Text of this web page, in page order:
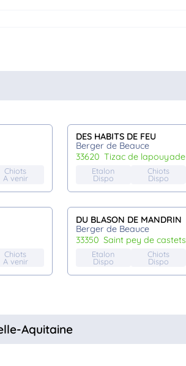
Chiots
A venir
DES HABITS DE FEU
Berger de Beauce
33620
tizac de lapouyade
Etalon
Dispo
Chiots
Dispo
Chiots
A venir
DU BLASON DE MANDRIN
Berger de Beauce
33350
saint pey de castets
Etalon
Dispo
Chiots
Dispo
Aquitaine